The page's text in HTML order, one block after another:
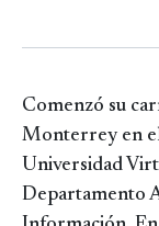
Comenzó su
Monterrey en
Universidad
Departamento